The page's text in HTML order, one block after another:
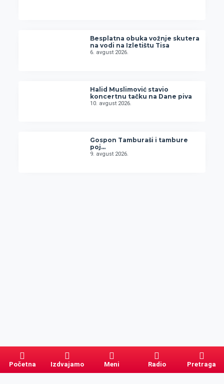
Besplatna obuka vožnje skutera
na vodi na Izletištu Tisa
6. avgust 2026.
Halid Muslimović stavio
koncertnu tačku na Dane piva
10. avgust 2026.
Gospon Tamburaši i tambure
poj…
9. avgust 2026.
Početna Izdvajamo Meni Radio Pretraga